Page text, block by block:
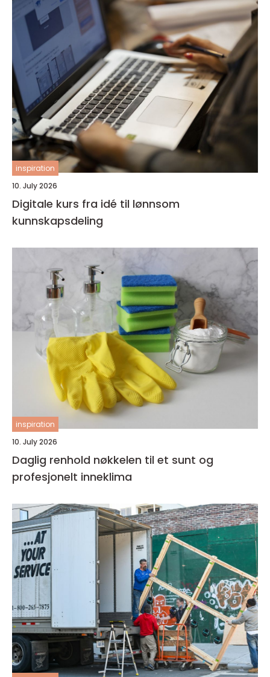
inspiration
10. July 2026
Digitale kurs fra idé til lønnsom
kunnskapsdeling
inspiration
10. July 2026
Daglig renhold nøkkelen til et sunt og
profesjonelt inneklima